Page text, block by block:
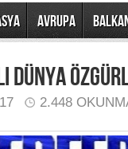
AVRUPA
2.448